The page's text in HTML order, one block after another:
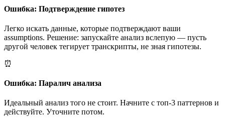
Ошибка: Подтверждение гипотез
Легко искать данные, которые подтверждают ваши
assumptions. Решение: запускайте анализ вслепую — пусть
другой человек тегирует транскрипты, не зная гипотезы.
⏰
Ошибка: Паралич анализа
Идеальный анализ того не стоит. Начните с топ-3 паттернов и
действуйте. Уточните потом.